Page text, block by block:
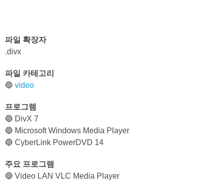
파일 확장자
.divx
파일 카테고리
🔵 video
프로그램
🔵 DivX 7
🔵 Microsoft Windows Media Player
🔵 CyberLink PowerDVD 14
주요 프로그램
🔵 Video LAN VLC Media Player